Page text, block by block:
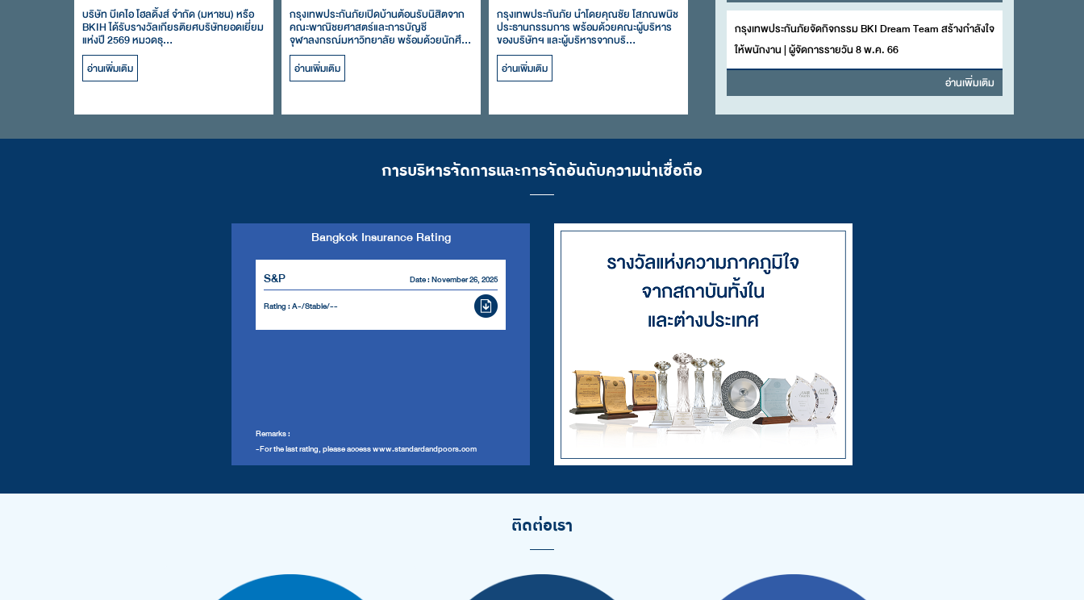
บริษัท บีเคไอ โฮลดิ้งส์ จำกัด (มหาชน) หรือ
BKIH ได้รับรางวัลเกียรติยศบริษัทยอดเยี่ยม
แห่งปี 2569 หมวดธุ...
อ่านเพิ่มเติม
กรุงเทพประกันภัยเปิดบ้านต้อนรับนิสิตจาก
คณะพาณิชยศาสตร์และการบัญชี
จุฬาลงกรณ์มหาวิทยาลัย พร้อมด้วยนักศึ...
อ่านเพิ่มเติม
กรุงเทพประกันภัย นำโดยคุณชัย โสภณพนิช
ประธานกรรมการ พร้อมด้วยคณะผู้บริหาร
ของบริษัทฯ และผู้บริหารจากบริ...
อ่านเพิ่มเติม
กรุงเทพประกันภัยจัดกิจกรรม BKI Dream Team สร้างกำลังใจ
ให้พนักงาน | ผู้จัดการรายวัน 8 พ.ค. 66
อ่านเพิ่มเติม
การบริหารจัดการและการจัดอันดับความน่าเชื่อถือ
Bangkok Insurance Rating
S&P
Date : November 26, 2025
Rating : A-/Stable/--
Remarks :
-For the last rating, please access www.standardandpoors.com
ติดต่อเรา